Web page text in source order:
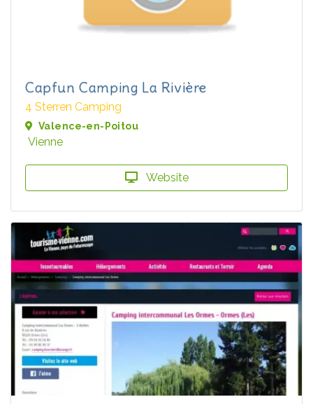
Capfun Camping La Rivière
4 Sterren Camping
Valence-en-Poitou
Vienne
Website